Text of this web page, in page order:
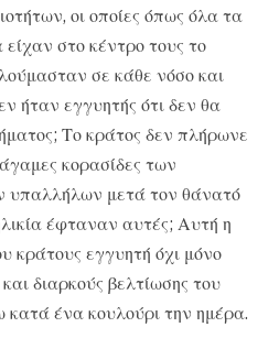
οι οποίες όπως όλα τα
στο κέντρο τους το
σε κάθε νόσο και
ήταν εγγυητής ότι δεν θα
Το κράτος δεν πλήρωνε
κορασίδες των
υπαλλήλων μετά τον θάνατό
έφταναν αυτές; Αυτή η
κράτους εγγυητή όχι μόνο
διαρκούς βελτίωσης του
κατά ένα κουλούρι την ημέρα.